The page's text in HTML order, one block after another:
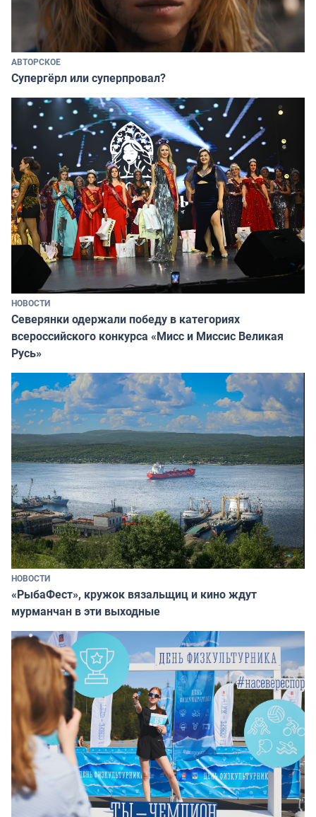
АВТОРСКОЕ
Супергёрл или суперпровал?
НОВОСТИ
Северянки одержали победу в категориях
всероссийского конкурса «Мисс и Миссис Великая
Русь»
НОВОСТИ
«РыбаФест», кружок вязальщиц и кино ждут
мурманчан в эти выходные